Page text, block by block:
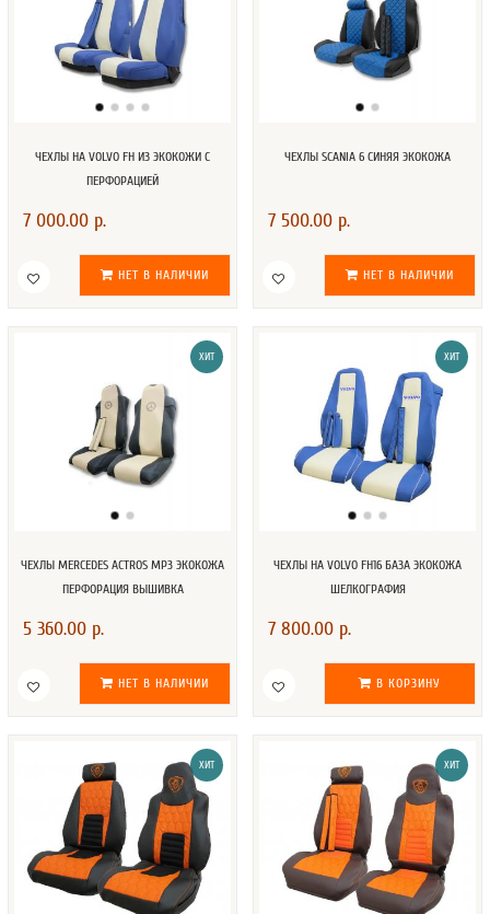
ЧЕХЛЫ НА VOLVO FH ИЗ ЭКОКОЖИ С
ПЕРФОРАЦИЕЙ
7 000.00 р.
НЕТ В НАЛИЧИИ
ЧЕХЛЫ SCANIA 6 СИНЯЯ ЭКОКОЖА
7 500.00 р.
НЕТ В НАЛИЧИИ
ХИТ
ЧЕХЛЫ MERCEDES ACTROS MP3 ЭКОКОЖА
ПЕРФОРАЦИЯ ВЫШИВКА
5 360.00 р.
НЕТ В НАЛИЧИИ
ХИТ
ЧЕХЛЫ НА VOLVO FH16 БАЗА ЭКОКОЖА
ШЕЛКОГРАФИЯ
7 800.00 р.
В КОРЗИНУ
ХИТ ХИТ